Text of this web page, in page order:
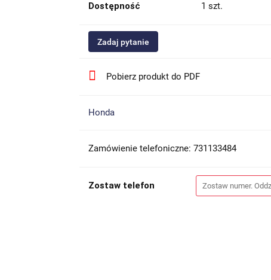
Dostępność 1 szt.
Zadaj pytanie
Pobierz produkt do PDF
Honda
Zamówienie telefoniczne: 731133484
Zostaw telefon